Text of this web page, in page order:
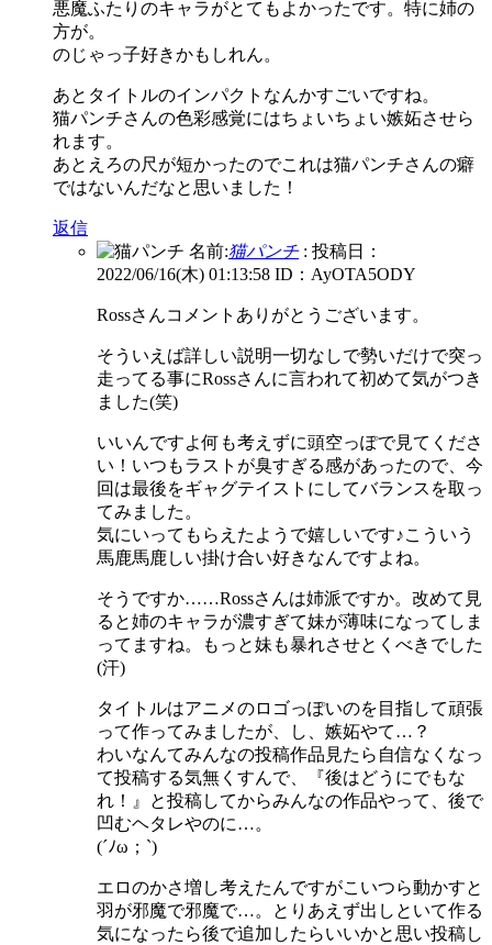
悪魔ふたりのキャラがとてもよかったです。特に姉の
方が。
のじゃっ子好きかもしれん。
あとタイトルのインパクトなんかすごいですね。
猫パンチさんの色彩感覚にはちょいちょい嫉妬させら
れます。
あとえろの尺が短かったのでこれは猫パンチさんの癖
ではないんだなと思いました！
返信
名前:猫パンチ : 投稿日：
2022/06/16(木) 01:13:58 ID：AyOTA5ODY
Rossさんコメントありがとうございます。
そういえば詳しい説明一切なしで勢いだけで突っ
走ってる事にRossさんに言われて初めて気がつき
ました(笑)
いいんですよ何も考えずに頭空っぽで見てくださ
い！いつもラストが臭すぎる感があったので、今
回は最後をギャグテイストにしてバランスを取っ
てみました。
気にいってもらえたようで嬉しいです♪こういう
馬鹿馬鹿しい掛け合い好きなんですよね。
そうですか……Rossさんは姉派ですか。改めて見
ると姉のキャラが濃すぎて妹が薄味になってしま
ってますね。もっと妹も暴れさせとくべきでした
(汗)
タイトルはアニメのロゴっぽいのを目指して頑張
って作ってみましたが、し、嫉妬やて…？
わいなんてみんなの投稿作品見たら自信なくなっ
て投稿する気無くすんで、『後はどうにでもな
れ！』と投稿してからみんなの作品やって、後で
凹むヘタレやのに…。
(´ﾉω；`)
エロのかさ増し考えたんですがこいつら動かすと
羽が邪魔で邪魔で…。とりあえず出しといて作る
気になったら後で追加したらいいかと思い投稿し